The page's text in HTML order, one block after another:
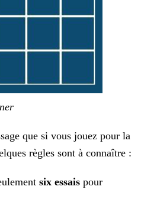
que si vous jouez pour la
règles sont à connaître :
six essais pour